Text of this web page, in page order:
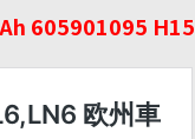
605901095 H15